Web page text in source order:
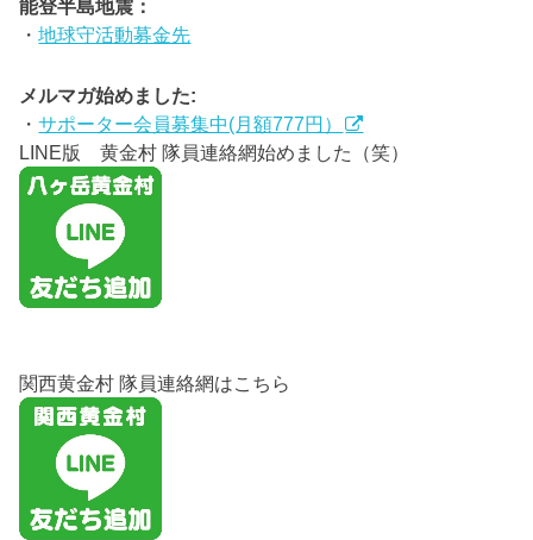
能登半島地震：
・地球守活動募金先
メルマガ始めました:
・サポーター会員募集中(月額777円）
LINE版 黄金村 隊員連絡網始めました（笑）
関西黄金村 隊員連絡網はこちら